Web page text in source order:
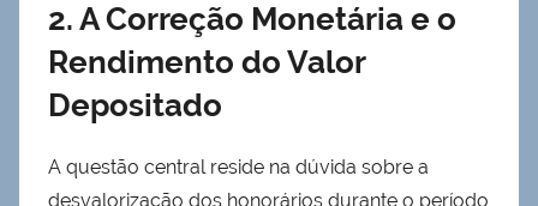
2. A Correção Monetária e o
Rendimento do Valor
Depositado
A questão central reside na dúvida sobre a
desvalorização dos honorários durante o período